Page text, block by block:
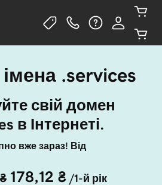
.services
свій домен
в Інтернеті.
вже зараз! Від
178,12 ₴ /1-й рік